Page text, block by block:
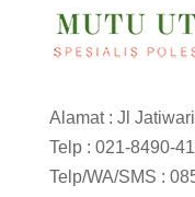
Alamat : Jl
Telp : 021-8490-
Telp/WA/SMS :